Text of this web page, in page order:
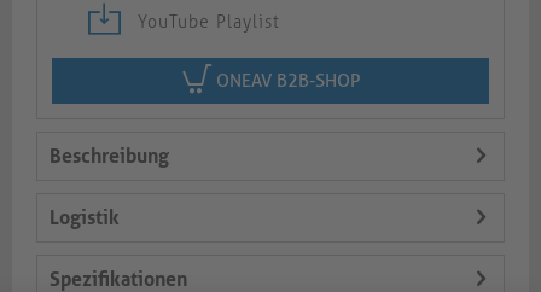
YouTube Playlist
ONEAV B2B-SHOP
Beschreibung
Logistik
Spezifikationen